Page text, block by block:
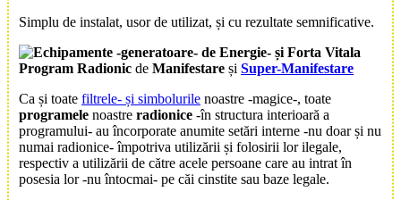
Simplu de instalat, usor de utilizat, și cu rezultate semnificative.
Program Radionic de Manifestare și Super-Manifestare
Ca și toate filtrele- și simbolurile noastre -magice-, toate
programele noastre radionice -în structura interioară a
programului- au încorporate anumite setări interne -nu doar și nu
numai radionice- împotriva utilizării și folosirii lor ilegale,
respectiv a utilizării de către acele persoane care au intrat în
posesia lor -nu întocmai- pe căi cinstite sau baze legale.